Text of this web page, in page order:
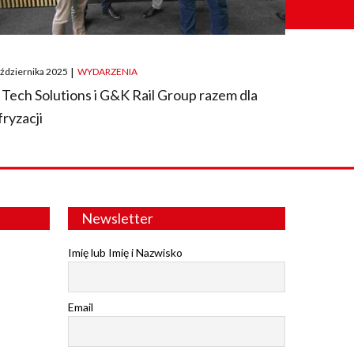
2025 | WYDARZENIA
Tech Solutions i G&K Rail Group razem dla
Newsletter
Imię lub Imię i Nazwisko
Email